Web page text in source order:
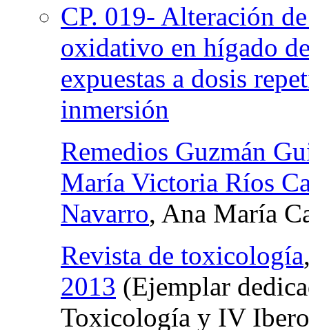
CP. 019- Alteración
oxidativo en hígado
expuestas a dosis
inmersión
Remedios Guzmán
María Victoria Ríos
Navarro, Ana María
Revista de toxicología
2013 (Ejemplar
Toxicología y IV